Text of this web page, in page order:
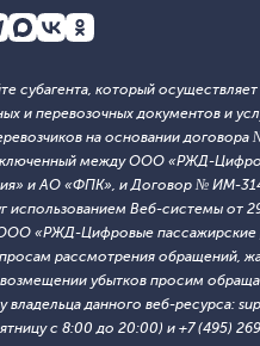
субагента, который
и перевозочных документов и
на основании
между ООО «РЖД-
и АО «ФПК», и Договор № ИМ-
использованием Веб-системы от
«РЖД-Цифровые пассажирские
рассмотрения обращений,
убытков просим
владельца данного веб-ресурса:
с 8:00 до 20:00) и +7 (495)